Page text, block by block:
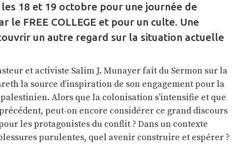
18 et 19 octobre pour une journée de
le FREE COLLEGE et pour un culte. Une
un autre regard sur la situation actuelle
et activiste Salim J. Munayer fait du Sermon sur la
la source d’inspiration de son engagement pour la
Alors que la colonisation s’intensifie et que
peut-on encore considérer ce grand discours
les protagonistes du conflit ? Dans un contexte
purulentes, quel avenir construire et espérer ?